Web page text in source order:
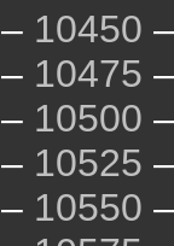
– 10450
– 10475
– 10500
– 10525
– 10550